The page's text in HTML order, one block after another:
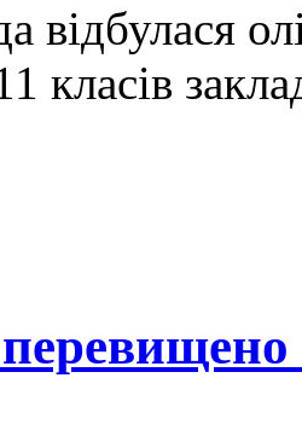
відбулася
класів